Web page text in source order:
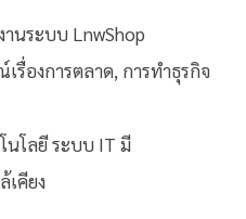
นระบบ LnwShop
รื่องการตลาด, การทำธุรกิจ
นโลยี ระบบ IT มี
คียง